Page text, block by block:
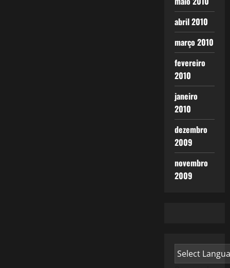
abril 2010
março 2010
fevereiro
2010
janeiro
2010
dezembro
2009
novembro
2009